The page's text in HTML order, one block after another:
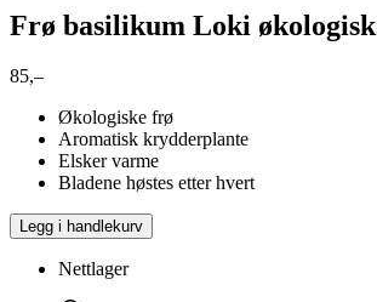
Frø basilikum Loki økologisk
85,–
Økologiske frø
Aromatisk krydderplante
Elsker varme
Bladene høstes etter hvert
Legg i handlekurv
Nettlager